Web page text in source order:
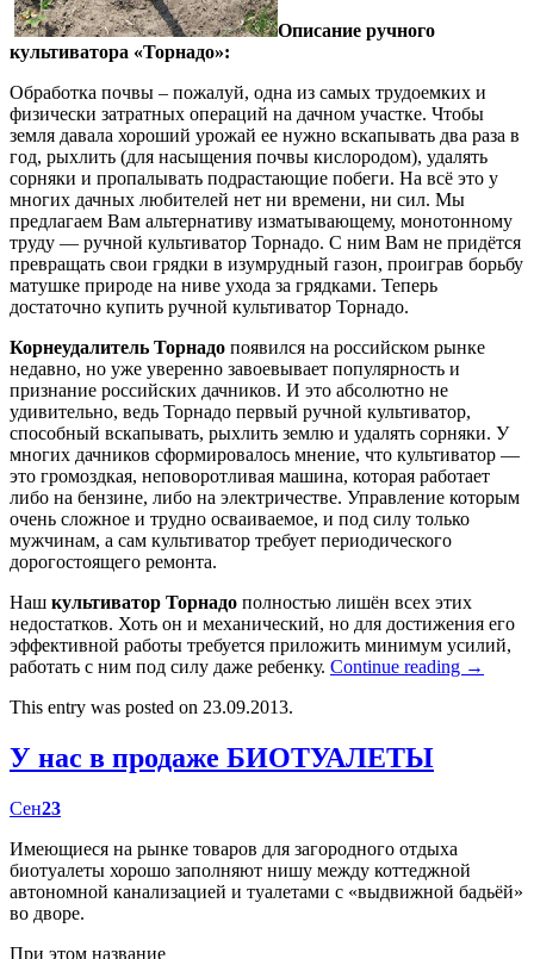
Описание ручного
культиватора «Торнадо»:
Обработка почвы – пожалуй, одна из самых трудоемких и
физически затратных операций на дачном участке. Чтобы
земля давала хороший урожай ее нужно вскапывать два раза в
год, рыхлить (для насыщения почвы кислородом), удалять
сорняки и пропалывать подрастающие побеги. На всё это у
многих дачных любителей нет ни времени, ни сил. Мы
предлагаем Вам альтернативу изматывающему, монотонному
труду — ручной культиватор Торнадо. С ним Вам не придётся
превращать свои грядки в изумрудный газон, проиграв борьбу
матушке природе на ниве ухода за грядками. Теперь
достаточно купить ручной культиватор Торнадо.
Корнеудалитель Торнадо появился на российском рынке
недавно, но уже уверенно завоевывает популярность и
признание российских дачников. И это абсолютно не
удивительно, ведь Торнадо первый ручной культиватор,
способный вскапывать, рыхлить землю и удалять сорняки. У
многих дачников сформировалось мнение, что культиватор —
это громоздкая, неповоротливая машина, которая работает
либо на бензине, либо на электричестве. Управление которым
очень сложное и трудно осваиваемое, и под силу только
мужчинам, а сам культиватор требует периодического
дорогостоящего ремонта.
Наш культиватор Торнадо полностью лишён всех этих
недостатков. Хоть он и механический, но для достижения его
эффективной работы требуется приложить минимум усилий,
работать с ним под силу даже ребенку. Continue reading →
This entry was posted on 23.09.2013.
У нас в продаже БИОТУАЛЕТЫ
Сен23
Имеющиеся на рынке товаров для загородного отдыха
биотуалеты хорошо заполняют нишу между коттеджной
автономной канализацией и туалетами с «выдвижной бадьёй»
во дворе.
При этом название